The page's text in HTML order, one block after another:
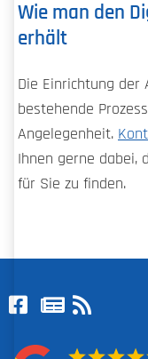
Wie man den
erhält
Die Einrichtung
bestehende
Angelegenheit.
Ihnen gerne dabei,
für Sie zu finden.